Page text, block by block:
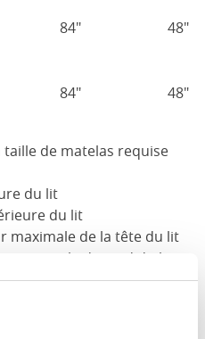
84" 48"
84" 48"
taille de matelas requise
du lit
du lit
maximale de la tête du lit
maximale du pied du lit
variation de jusqu'à un